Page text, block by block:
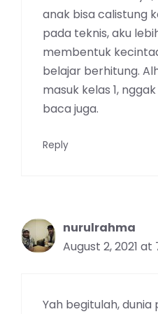
anak bisa calistung
pada teknis, aku
membentuk
belajar berhitung.
masuk kelas 1,
baca juga.
Reply
nurulrahma
August 2, 2021 at
Yah begitulah,